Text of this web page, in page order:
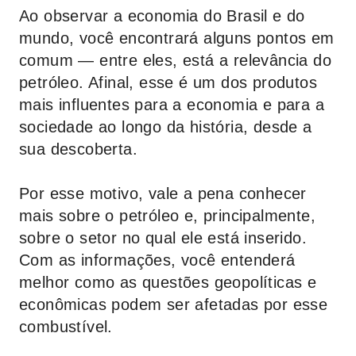
Ao observar a economia do Brasil e do
mundo, você encontrará alguns pontos em
comum — entre eles, está a relevância do
petróleo. Afinal, esse é um dos produtos
mais influentes para a economia e para a
sociedade ao longo da história, desde a
sua descoberta.
Por esse motivo, vale a pena conhecer
mais sobre o petróleo e, principalmente,
sobre o setor no qual ele está inserido.
Com as informações, você entenderá
melhor como as questões geopolíticas e
econômicas podem ser afetadas por esse
combustível.